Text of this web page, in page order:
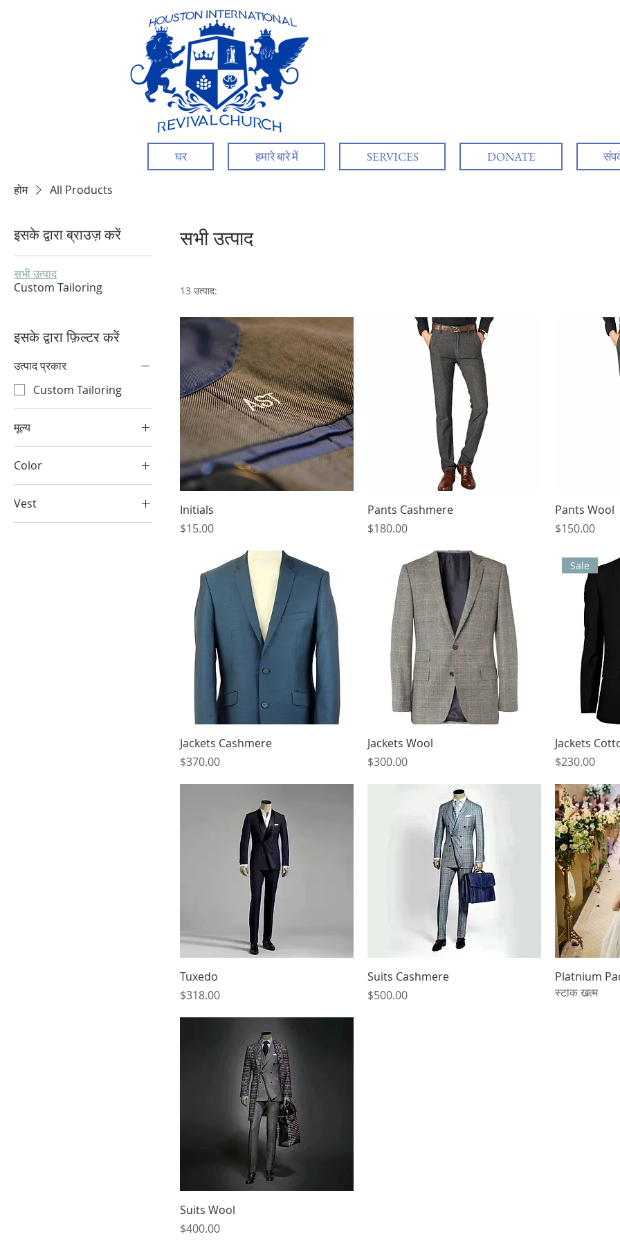
घर हमारे बारे में SERVICES DONATE
होम All Products
इसके द्वारा ब्राउज़ करें
सभी उत्पाद
Custom Tailoring
इसके द्वारा फ़िल्टर करें
उत्पाद प्रकार
Custom Tailoring
मूल्य
$15 $3,800
Color
Vest
Extra
सभी उत्पाद
13 उत्पाद:
Initials
मूल्य
$15.00
Pants Cashmere
मूल्य
$180.00
Pants Wool
मूल्य
$150.00
Jackets Cashmere
मूल्य
$370.00
Jackets Wool
मूल्य
$300.00
Sale
Jackets
मूल्य
$230.00
Tuxedo
मूल्य
$318.00
Suits Cashmere
मूल्य
$500.00
Platnium
स्टाक खत्म
Suits Wool
मूल्य
$400.00